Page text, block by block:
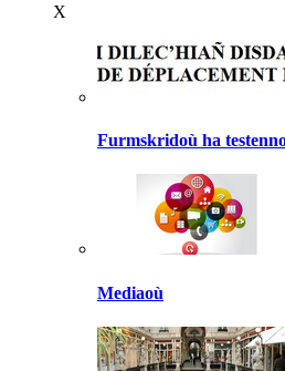
X
Furmskridoù ha
Mediaoù